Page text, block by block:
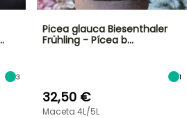
3
Picea glauca Biesenthaler
Frühling - Pícea b…
1
32,50 €
Maceta 4L/5L